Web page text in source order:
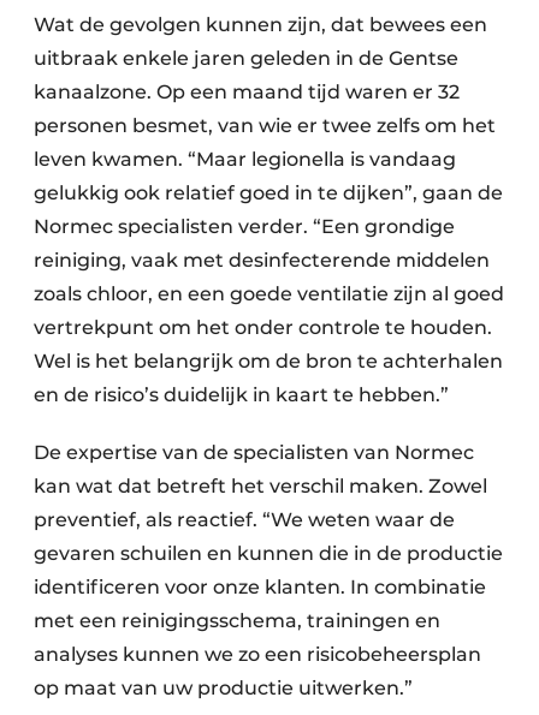
Wat de gevolgen kunnen zijn, dat bewees een
uitbraak enkele jaren geleden in de Gentse
kanaalzone. Op een maand tijd waren er 32
personen besmet, van wie er twee zelfs om het
leven kwamen. “Maar legionella is vandaag
gelukkig ook relatief goed in te dijken”, gaan de
Normec specialisten verder. “Een grondige
reiniging, vaak met desinfecterende middelen
zoals chloor, en een goede ventilatie zijn al goed
vertrekpunt om het onder controle te houden.
Wel is het belangrijk om de bron te achterhalen
en de risico’s duidelijk in kaart te hebben.”
De expertise van de specialisten van Normec
kan wat dat betreft het verschil maken. Zowel
preventief, als reactief. “We weten waar de
gevaren schuilen en kunnen die in de productie
identificeren voor onze klanten. In combinatie
met een reinigingsschema, trainingen en
analyses kunnen we zo een risicobeheersplan
op maat van uw productie uitwerken.”